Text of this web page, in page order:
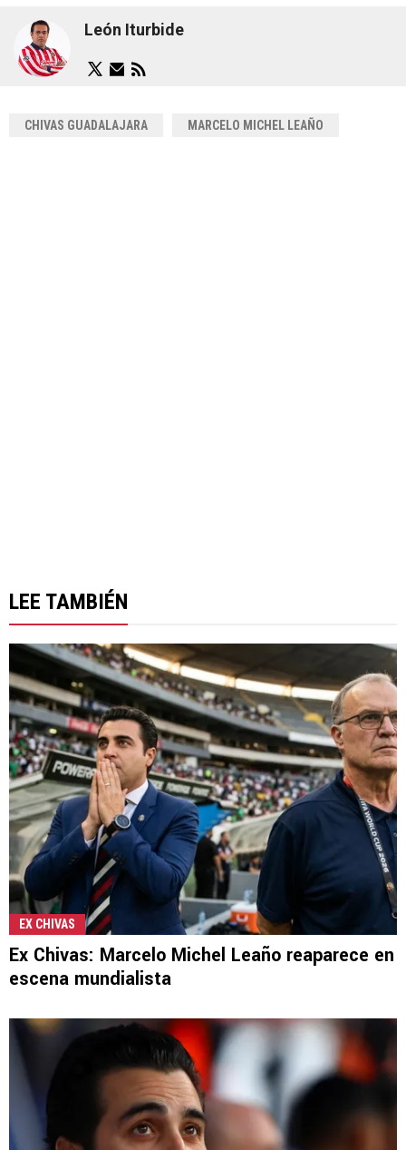
León Iturbide
CHIVAS GUADALAJARA MARCELO MICHEL LEAÑO
LEE TAMBIÉN
EX CHIVAS
Ex Chivas: Marcelo Michel Leaño reaparece en
escena mundialista